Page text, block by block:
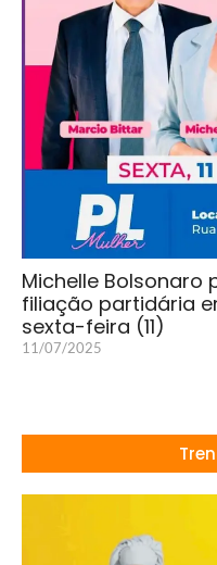
Michelle
filiação partidária
sexta-feira (11)
11/07/2025